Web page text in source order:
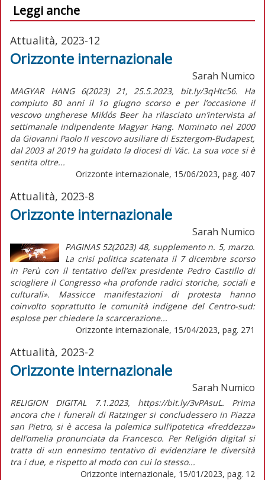
Leggi anche
Attualità, 2023-12
Orizzonte internazionale
Sarah Numico
MAGYAR HANG 6(2023) 21, 25.5.2023, bit.ly/3qHtc56. Ha
compiuto 80 anni il 1o giugno scorso e per l’occasione il
vescovo ungherese Miklós Beer ha rilasciato un’intervista al
settimanale indipendente Magyar Hang. Nominato nel 2000
da Giovanni Paolo II vescovo ausiliare di Esztergom-Budapest,
dal 2003 al 2019 ha guidato la diocesi di Vác. La sua voce si è
sentita oltre...
Orizzonte internazionale, 15/06/2023, pag. 407
Attualità, 2023-8
Orizzonte internazionale
Sarah Numico
PAGINAS 52(2023) 48, supplemento n. 5, marzo.
La crisi politica scatenata il 7 dicembre scorso
in Perù con il tentativo dell’ex presidente Pedro Castillo di
sciogliere il Congresso «ha profonde radici storiche, sociali e
culturali». Massicce manifestazioni di protesta hanno
coinvolto soprattutto le comunità indigene del Centro-sud:
esplose per chiedere la scarcerazione...
Orizzonte internazionale, 15/04/2023, pag. 271
Attualità, 2023-2
Orizzonte internazionale
Sarah Numico
RELIGION DIGITAL 7.1.2023, https://bit.ly/3vPAsuL. Prima
ancora che i funerali di Ratzinger si concludessero in Piazza
san Pietro, si è accesa la polemica sull’ipotetica «freddezza»
dell’omelia pronunciata da Francesco. Per Religión digital si
tratta di «un ennesimo tentativo di evidenziare le diversità
tra i due, e rispetto al modo con cui lo stesso...
Orizzonte internazionale, 15/01/2023, pag. 12